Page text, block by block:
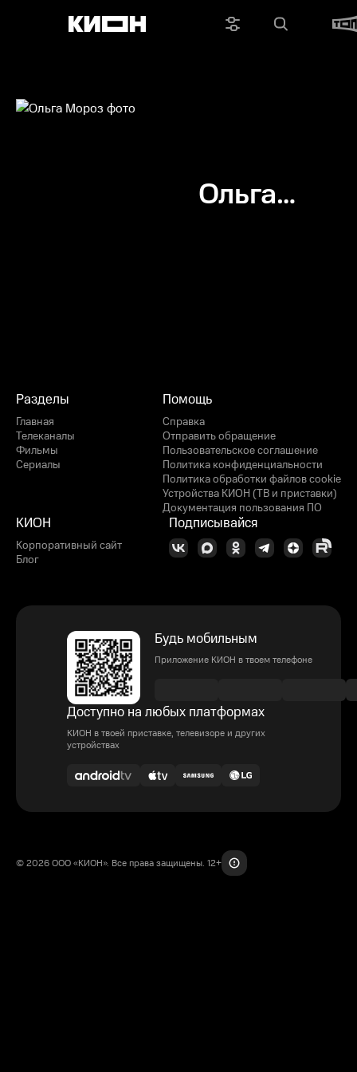
Ольга
Разделы
Главная
Телеканалы
Фильмы
Сериалы
Помощь
Справка
Отправить обращение
Пользовательское соглашение
Политика конфиденциальности
Политика обработки файлов cookie
Устройства КИОН (ТВ и приставки)
Документация пользования ПО
КИОН
Корпоративный сайт
Блог
Подписывайся
Будь мобильным
Приложение КИОН в твоем телефоне
Доступно на любых платформах
КИОН в твоей приставке, телевизоре и других
устройствах
© 2026 ООО «КИОН». Все права защищены. 12+